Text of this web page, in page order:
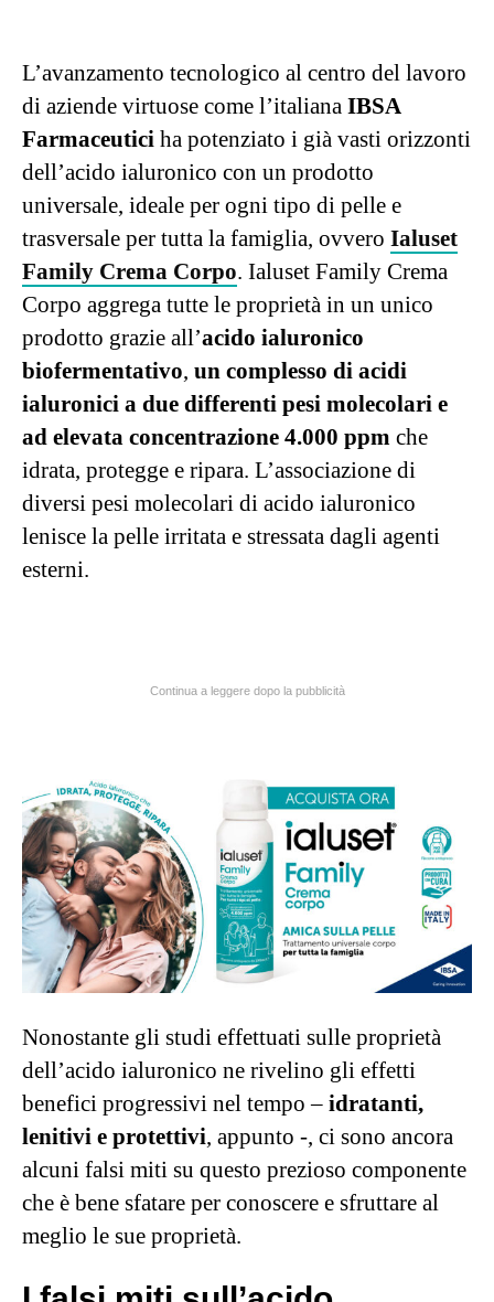
L’avanzamento tecnologico al centro del lavoro
di aziende virtuose come l’italiana IBSA
Farmaceutici ha potenziato i già vasti orizzonti
dell’acido ialuronico con un prodotto
universale, ideale per ogni tipo di pelle e
trasversale per tutta la famiglia, ovvero Ialuset
Family Crema Corpo. Ialuset Family Crema
Corpo aggrega tutte le proprietà in un unico
prodotto grazie all’acido ialuronico
biofermentativo, un complesso di acidi
ialuronici a due differenti pesi molecolari e
ad elevata concentrazione 4.000 ppm che
idrata, protegge e ripara. L’associazione di
diversi pesi molecolari di acido ialuronico
lenisce la pelle irritata e stressata dagli agenti
esterni.
Continua a leggere dopo la pubblicità
Nonostante gli studi effettuati sulle proprietà
dell’acido ialuronico ne rivelino gli effetti
benefici progressivi nel tempo – idratanti,
lenitivi e protettivi, appunto -, ci sono ancora
alcuni falsi miti su questo prezioso componente
che è bene sfatare per conoscere e sfruttare al
meglio le sue proprietà.